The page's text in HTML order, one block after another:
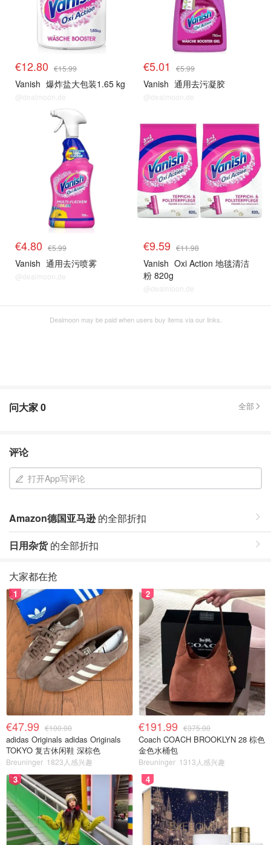
€12.80 €15.99
Vanish 爆炸盐大包装1.65 kg
@dealmoon.de
€5.01 €5.99
Vanish 通用去污凝胶
@dealmoon.de
€4.80 €5.99
Vanish 通用去污喷雾
@dealmoon.de
€9.59 €11.98
Vanish Oxi Action 地毯清洁
粉 820g
@dealmoon.de
Dealmoon may be paid when users buy items via our links.
问大家0 全部
评论
打开App写评论
Amazon德国亚马逊的全部折扣
日用杂货的全部折扣
大家都在抢
1
€47.99 €100.00
adidas Originals adidas Originals
TOKYO 复古休闲鞋 深棕色
Breuninger 1823人感兴趣
2
€191.99 €375.00
Coach COACH BROOKLYN 28 棕色
金色水桶包
Breuninger 1313人感兴趣
3 4